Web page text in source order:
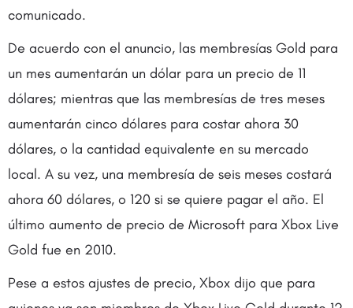
comunicado.
De acuerdo con el anuncio, las membresías Gold para
un mes aumentarán un dólar para un precio de 11
dólares; mientras que las membresías de tres meses
aumentarán cinco dólares para costar ahora 30
dólares, o la cantidad equivalente en su mercado
local. A su vez, una membresía de seis meses costará
ahora 60 dólares, o 120 si se quiere pagar el año. El
último aumento de precio de Microsoft para Xbox Live
Gold fue en 2010.
Pese a estos ajustes de precio, Xbox dijo que para